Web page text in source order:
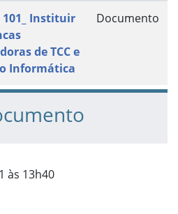
101_ Instituir
de TCC e
Informática
Documento
às 13h40